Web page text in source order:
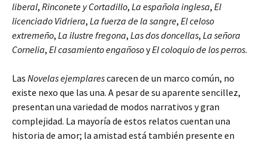
liberal, Rinconete y Cortadillo, La española inglesa, El
licenciado Vidriera, La fuerza de la sangre, El celoso
extremeño, La ilustre fregona, Las dos doncellas, La señora
Cornelia, El casamiento engañosoyEl coloquio de los perros.
Las Novelas ejemplarescarecen de un marco común, no
existe nexo que las una. A pesar de su aparente sencillez,
presentan una variedad de modos narrativos y gran
complejidad. La mayoría de estos relatos cuentan una
historia de amor; la amistad está también presente en